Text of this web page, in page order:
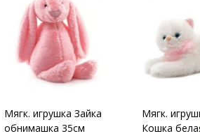
Мягк. игрушка Зайка
обнимашка 35см
Мягк.
Кошка